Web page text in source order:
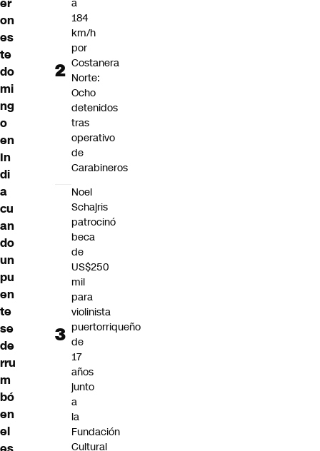
on
es
te
do
mi
ng
o
en
In
di
a
cu
an
do
un
pu
en
te
se
de
rru
m
bó
en
el
a
184
km/h
por
Costanera
Norte:
Ocho
detenidos
tras
operativo
de
Carabineros
Noel
Schajris
patrocinó
beca
de
US$250
mil
para
violinista
puertorriqueño
de
17
años
junto
a
la
Fundación
Cultural